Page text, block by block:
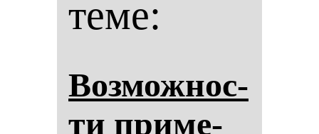
теме:
Воз­мож­нос­
ти при­ме­